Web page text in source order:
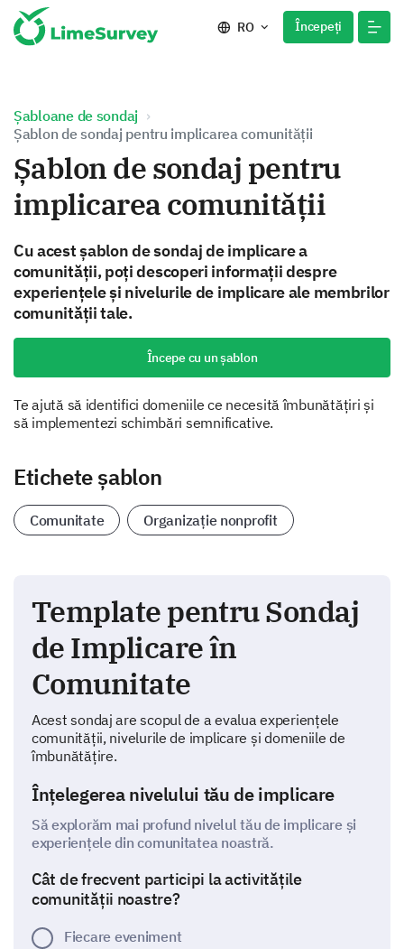
RO Începeți
Șabloane de sondaj
Șablon de sondaj pentru implicarea comunității
Șablon de sondaj pentru
implicarea comunității
Cu acest șablon de sondaj de implicare a
comunității, poți descoperi informații despre
experiențele și nivelurile de implicare ale membrilor
comunității tale.
Începe cu un șablon
Te ajută să identifici domeniile ce necesită îmbunătățiri și
să implementezi schimbări semnificative.
Etichete șablon
Comunitate Organizație nonprofit
Template pentru Sondaj
de Implicare în
Comunitate
Acest sondaj are scopul de a evalua experiențele
comunității, nivelurile de implicare și domeniile de
îmbunătățire.
Înțelegerea nivelului tău de implicare
Să explorăm mai profund nivelul tău de implicare și
experiențele din comunitatea noastră.
Cât de frecvent participi la activitățile
comunității noastre?
Fiecare eveniment